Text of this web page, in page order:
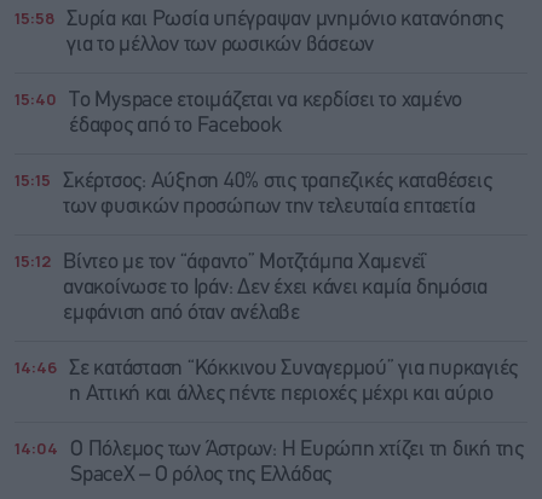
15:58
Συρία και Ρωσία υπέγραψαν μνημόνιο κατανόησης
για το μέλλον των ρωσικών βάσεων
15:40
Το Myspace ετοιμάζεται να κερδίσει το χαμένο
έδαφος από το Facebook
15:15
Σκέρτσος: Αύξηση 40% στις τραπεζικές καταθέσεις
των φυσικών προσώπων την τελευταία επταετία
15:12
Βίντεο με τον “άφαντο” Μοτζτάμπα Χαμενεΐ
ανακοίνωσε το Ιράν: Δεν έχει κάνει καμία δημόσια
εμφάνιση από όταν ανέλαβε
14:46
Σε κατάσταση “Κόκκινου Συναγερμού” για πυρκαγιές
η Αττική και άλλες πέντε περιοχές μέχρι και αύριο
14:04
Ο Πόλεμος των Άστρων: Η Ευρώπη χτίζει τη δική της
SpaceX – Ο ρόλος της Ελλάδας